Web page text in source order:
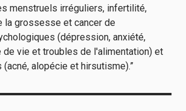
menstruels irréguliers, infertilité,
la grossesse et cancer de
(dépression, anxiété,
de vie et troubles de l'alimentation) et
alopécie et hirsutisme).”